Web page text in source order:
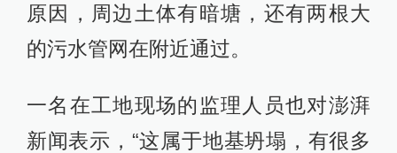
原因，周边土体有暗塘，还有两根大
的污水管网在附近通过。
一名在工地现场的监理人员也对澎湃
新闻表示，“这属于地基坍塌，有很多